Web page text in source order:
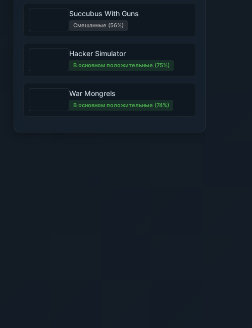
Succubus With Guns
Смешанные (56%)
Hacker Simulator
В основном положительные (75%)
War Mongrels
В основном положительные (74%)